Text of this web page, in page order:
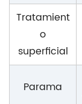
Tratamient
o
superficial
Parama